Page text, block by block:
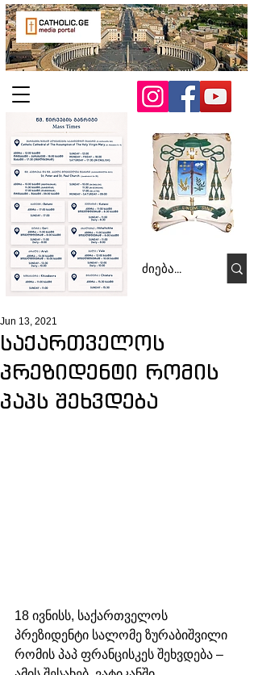
საქართველოს
პრეზიდენტი რომის
პაპს შეხვდება
Jun 13, 2021
18 ივნისს, საქართველოს
პრეზიდენტი სალომე ზურაბიშვილი
რომის პაპ ფრანცისკეს შეხვდება –